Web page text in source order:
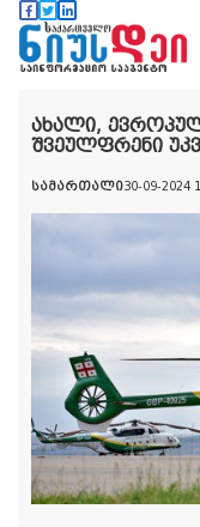
ახალი,
შვეულფრენი
სამართალი30-09-2024